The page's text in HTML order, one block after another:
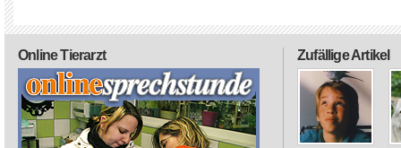
Zufällige Artikel
Online Tierarzt